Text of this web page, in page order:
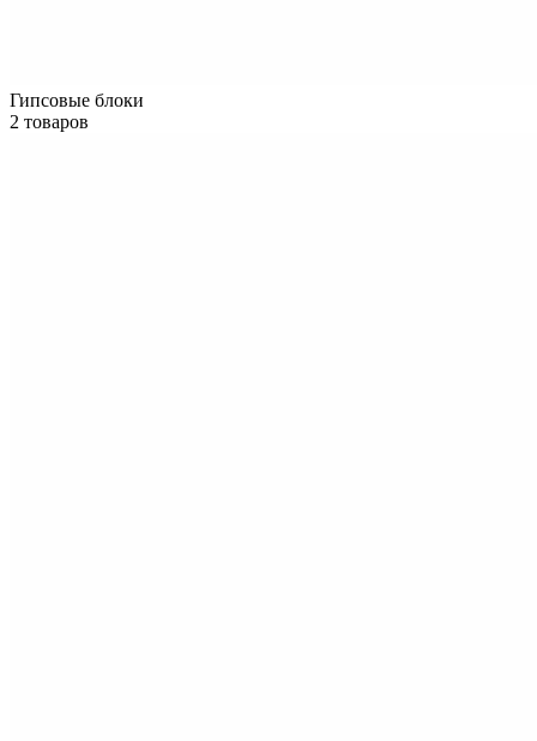
Гипсовые блоки
2 товаров